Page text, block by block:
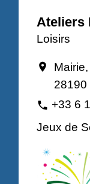
Ateliers
Loisirs
location_on
28190
phone +33 6
Jeux de